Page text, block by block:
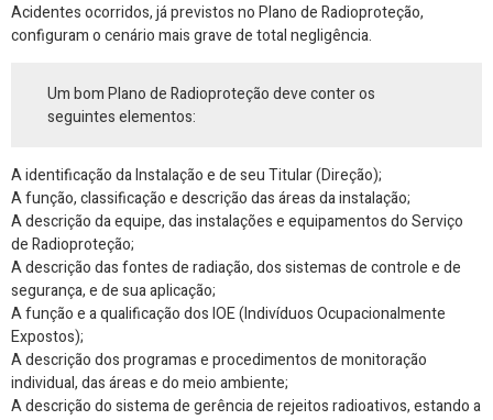
Acidentes ocorridos, já previstos no Plano de Radioproteção,
configuram o cenário mais grave de total negligência.
Um bom Plano de Radioproteção deve conter os
seguintes elementos:
A identificação da Instalação e de seu Titular (Direção);
A função, classificação e descrição das áreas da instalação;
A descrição da equipe, das instalações e equipamentos do Serviço
de Radioproteção;
A descrição das fontes de radiação, dos sistemas de controle e de
segurança, e de sua aplicação;
A função e a qualificação dos IOE (Indivíduos Ocupacionalmente
Expostos);
A descrição dos programas e procedimentos de monitoração
individual, das áreas e do meio ambiente;
A descrição do sistema de gerência de rejeitos radioativos, estando a